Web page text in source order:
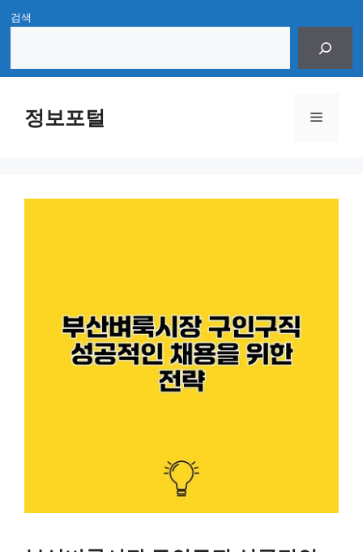
Skip
content
검색
정보포털 Menu